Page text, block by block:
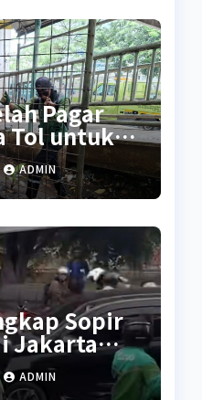
Pagar
Tol untuk
ADMIN
Sopir
Jakarta
ADMIN